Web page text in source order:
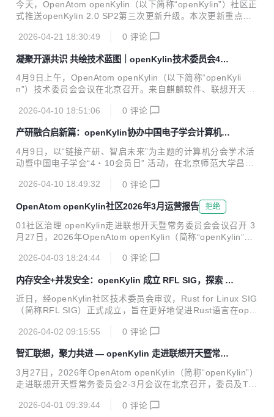
dev CEO 寄语 在 Pixi 原生支持 RISC-V 发布之际，Wolf Voll
今天，OpenAtom openKylin（以下简称“openKylin”）社区正
式推送openKylin 2.0 SP2第三次更新升级。本次更新重点针
构-用户模式下装包体验等问题进行优化，涉及系统更新、开
个系统关键模块。另外，在保障系统整体安全和稳定的前提
下，为尽量满足用户便捷装包的诉求，磐石架构本次新增了在
用户模式下通过dpkg直接安装软件包的功能，将有效提升装包
新镜像进行安装（适用于新用户或想重新安装系统的用户）；
2026-04-21 18:30:49 0 评论
凝聚开源共识 共绘技术蓝图｜openKylin技术委员会4月
会议顺利召开
4月9日上午，OpenAtom openKylin（以下简称“openKyli
n”）技术委员会会议在北京召开。来自麒麟软件、联想开天、
实验室、清华大学、沐曦、飞腾、中科通量、苦芽科技、技德
题展开交流。 会议伊始，麒麟软件有限公司党委副书记、总经
理孔金珠发表开场致辞。他对openKylin 技术委员会过去的工
作表示肯定，并对未来前沿技术方向提出殷切期望，希望社区
区，预祝本次会议取得圆满成功。 随后，openKylin技术委员
2026-04-10 18:51:06 0 评论
产研融合启新篇：openKylin协办中国电子学会计算机分
会学术活动&4・10会员日活动
4月9日，以“链接产研、智启未来”为主题的计算机分会学术活
动暨中国电子学会“4・10会员日” 活动，在北京师范大学昌平
京师范大学人工智能学院承办，OpenAtom openKylin（简称
“openKylin”）社区协办。 北京师范大学人工智能学院院长、
中国电子学会计算机分会副主任黄华为会议致辞，多位行业专
家带来重磅主题报告，院校师生代表齐聚共话技术创新与产业
发展。 中国科学院软件研究所副所长、总工程师，中国电子学
会计算机分会副主任委员、中电标协 RISC-V 工委会轮值会长
武延军，以《以开源和 AI 新范式打造 RISC-V 软件生态》
2026-04-10 18:49:32 0 评论
OpenAtom openKylin社区2026年3月运营报告 拒绝
01社区治理 openKylin走进联想开天暨常务委员会会议召开 3
月27日，2026年OpenAtom openKylin（简称“openKylin”）
C导师线下参会。 02社区荣誉 openKylin斩获 OS2ATC「最
出成果，openKylin 在3 月 28 日第十三届开源操作系统年度
技术会议斩获“最佳开源智能突破奖”。这是继 2025 年于同一
会议荣获“最具影响力桌面及服务器操作系统”奖项后，再度斩
获的重磅行业荣誉。 03技术进展 SIG组进展 本月社区新增 1
个...
2026-04-03 18:24:44 0 评论
内存安全+并发安全：openKylin 成立 RFL SIG，探索 R
ust 在内核领域的新篇章
近日，经openKylin社区技术委员会审议，Rust for Linux SIG
（简称RFL SIG）正式成立，旨在更好地促进Rust语言在ope
推动Linux开源技术及其软硬件生态的繁荣发展。随着Rust语
内核开发带来了新的可能性。 SIG目标 RFL SIG专注于推动R
ust for Linux技术在openKylin社区的落地与发展，具体工作
目标包括： 维护Linux内核Rust基础设施及相关组件。 促进R
2026-04-02 09:15:55 0 评论
智汇联想，聚力共进 — openKylin 走进联想开天暨常务
委员会会议召开
3月27日，2026年OpenAtom openKylin（简称“openKylin”）
走进联想开天暨常务委员会2-3月会议在北京召开，委员及TO
技有限公司是openKylin项目钻石捐赠人，并深度参与社区生
2026-04-01 09:39:44 0 评论